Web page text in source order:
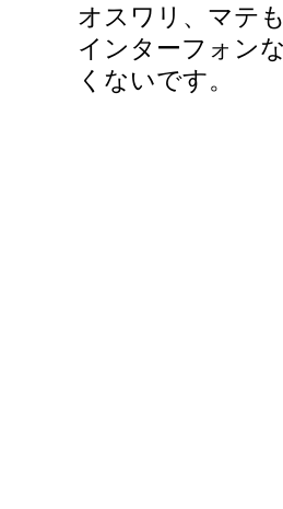
オスワリ、マテ
インターフォン
くないです。